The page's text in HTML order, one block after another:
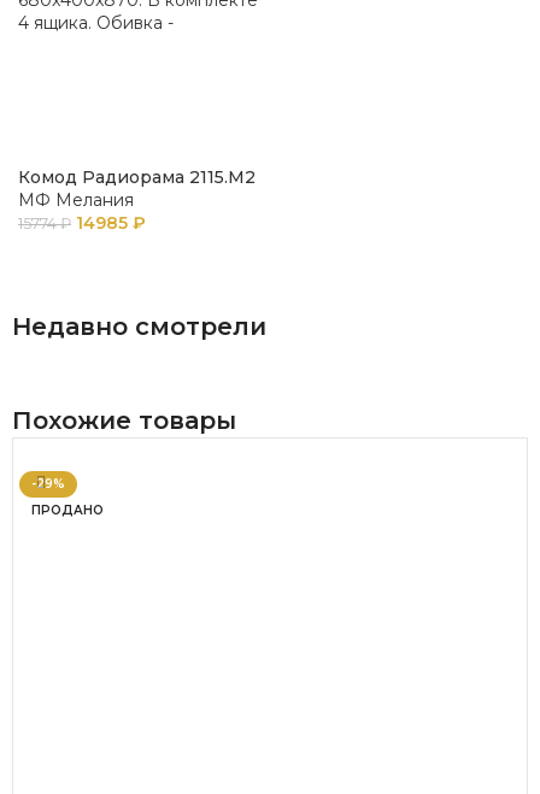
Комод Радиорама 2115.М2
МФ Мелания
15774₽ 14985 ₽
Недавно смотрели
Похожие товары
-29%
ПРОДАНО